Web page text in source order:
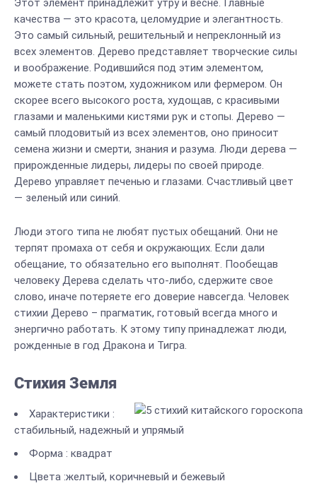
Этот элемент принадлежит утру и весне. Главные
качества — это красота, целомудрие и элегантность.
Это самый сильный, решительный и непреклонный из
всех элементов. Дерево представляет творческие силы
и воображение. Родившийся под этим элементом,
можете стать поэтом, художником или фермером. Он
скорее всего высокого роста, худощав, с красивыми
глазами и маленькими кистями рук и стопы. Дерево —
самый плодовитый из всех элементов, оно приносит
семена жизни и смерти, знания и разума. Люди дерева —
прирожденные лидеры, лидеры по своей природе.
Дерево управляет печенью и глазами. Счастливый цвет
— зеленый или синий.
Люди этого типа не любят пустых обещаний. Они не
терпят промаха от себя и окружающих. Если дали
обещание, то обязательно его выполнят. Пообещав
человеку Дерева сделать что-либо, сдержите свое
слово, иначе потеряете его доверие навсегда. Человек
стихии Дерево – прагматик, готовый всегда много и
энергично работать. К этому типу принадлежат люди,
рожденные в год Дракона и Тигра.
Стихия Земля
Характеристики :
стабильный, надежный и упрямый
Форма : квадрат
Цвета :желтый, коричневый и бежевый